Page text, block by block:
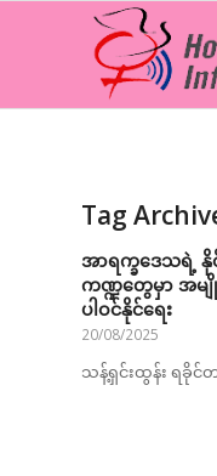
Tag
အာရက္ခဒေသရဲ့ နို
ကဏ္ဍတွေမှာ အမ
ပါဝင်နိုင်ရေး
20/08/2025
သန့်ရှင်းထွန်း ရခိုင်